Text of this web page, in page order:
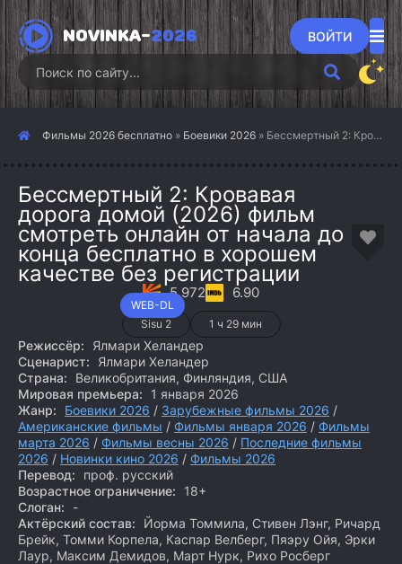
NOVINKA-2026 ВОЙТИ
Фильмы 2026 бесплатно » Боевики 2026 » Бессмертный 2: Кровавая дорога домой (2026)
Бессмертный 2: Кровавая
дорога домой (2026) фильм
смотреть онлайн от начала до
конца бесплатно в хорошем
качестве без регистрации
WEB-DL
5.972 6.90
Sisu 2 1 ч 29 мин
Режиссёр:
Ялмари Хеландер
Сценарист:
Ялмари Хеландер
Страна:
Великобритания, Финляндия, США
Мировая премьера:
1 января 2026
Жанр:
Боевики 2026 / Зарубежные фильмы 2026 /
Американские фильмы / Фильмы января 2026 / Фильмы
марта 2026 / Фильмы весны 2026 / Последние фильмы
2026 / Новинки кино 2026 / Фильмы 2026
Перевод:
проф. русский
Возрастное ограничение:
18+
Слоган:
-
Актёрский состав:
Йорма Томмила, Стивен Лэнг, Ричард
Брейк, Томми Корпела, Каспар Велберг, Пяэру Ойя, Эрки
Лаур, Максим Демидов, Март Нурк, Рихо Росберг